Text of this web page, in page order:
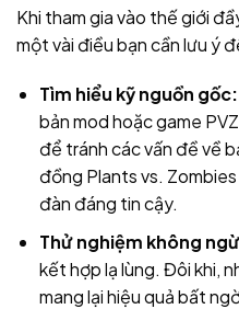
Khi tham gia vào thế giới
một vài điều bạn cần lưu ý
Tìm hiểu kỹ nguồn gốc:
bản mod hoặc game
để tránh các vấn đề về
đồng Plants vs.
đàn đáng tin cậy.
Thử nghiệm không
kết hợp lạ lùng. Đôi khi,
mang lại hiệu quả bất